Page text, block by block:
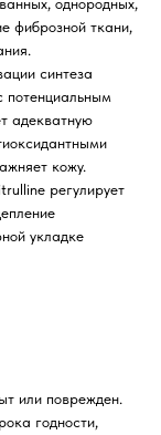
фиброзной ткани,
синтеза
потенциальным
адекватную
кожу.
регулирует
укладке
или поврежден.
годности,